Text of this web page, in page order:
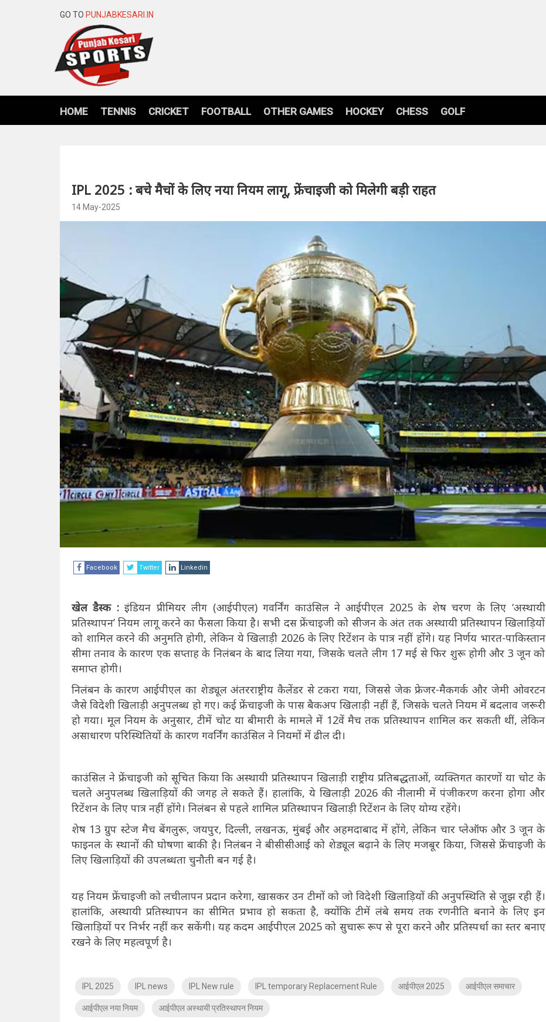
GO TO PUNJABKESARI.IN
HOME TENNIS CRICKET FOOTBALL OTHER GAMES HOCKEY CHESS GOLF
IPL 2025 : बचे मैचों के लिए नया नियम लागू, फ्रेंचाइजी को मिलेगी बड़ी राहत
14 May-2025
Facebook Twitter Linkedin
खेल डैस्क :इंडियन प्रीमियर लीग (आईपीएल) गवर्निंग काउंसिल ने आईपीएल 2025 के शेष चरण के लिए ‘अस्थायी
प्रतिस्थापन’ नियम लागू करने का फैसला किया है। सभी दस फ्रेंचाइजी को सीजन के अंत तक अस्थायी प्रतिस्थापन खिलाड़ियों
को शामिल करने की अनुमति होगी, लेकिन ये खिलाड़ी 2026 के लिए रिटेंशन के पात्र नहीं होंगे। यह निर्णय भारत-पाकिस्तान
सीमा तनाव के कारण एक सप्ताह के निलंबन के बाद लिया गया, जिसके चलते लीग 17 मई से फिर शुरू होगी और 3 जून को
समाप्त होगी।
निलंबन के कारण आईपीएल का शेड्यूल अंतरराष्ट्रीय कैलेंडर से टकरा गया, जिससे जेक फ्रेजर-मैकगर्क और जेमी ओवरटन
जैसे विदेशी खिलाड़ी अनुपलब्ध हो गए। कई फ्रेंचाइजी के पास बैकअप खिलाड़ी नहीं हैं, जिसके चलते नियम में बदलाव जरूरी
हो गया। मूल नियम के अनुसार, टीमें चोट या बीमारी के मामले में 12वें मैच तक प्रतिस्थापन शामिल कर सकती थीं, लेकिन
असाधारण परिस्थितियों के कारण गवर्निंग काउंसिल ने नियमों में ढील दी।
काउंसिल ने फ्रेंचाइजी को सूचित किया कि अस्थायी प्रतिस्थापन खिलाड़ी राष्ट्रीय प्रतिबद्धताओं, व्यक्तिगत कारणों या चोट के
चलते अनुपलब्ध खिलाड़ियों की जगह ले सकते हैं। हालांकि, ये खिलाड़ी 2026 की नीलामी में पंजीकरण करना होगा और
रिटेंशन के लिए पात्र नहीं होंगे। निलंबन से पहले शामिल प्रतिस्थापन खिलाड़ी रिटेंशन के लिए योग्य रहेंगे।
शेष 13 ग्रुप स्टेज मैच बेंगलुरू, जयपुर, दिल्ली, लखनऊ, मुंबई और अहमदाबाद में होंगे, लेकिन चार प्लेऑफ और 3 जून के
फाइनल के स्थानों की घोषणा बाकी है। निलंबन ने बीसीसीआई को शेड्यूल बढ़ाने के लिए मजबूर किया, जिससे फ्रेंचाइजी के
लिए खिलाड़ियों की उपलब्धता चुनौती बन गई है।
यह नियम फ्रेंचाइजी को लचीलापन प्रदान करेगा, खासकर उन टीमों को जो विदेशी खिलाड़ियों की अनुपस्थिति से जूझ रही हैं।
हालांकि, अस्थायी प्रतिस्थापन का सीमित प्रभाव हो सकता है, क्योंकि टीमें लंबे समय तक रणनीति बनाने के लिए इन
खिलाड़ियों पर निर्भर नहीं कर सकेंगी। यह कदम आईपीएल 2025 को सुचारू रूप से पूरा करने और प्रतिस्पर्धा का स्तर बनाए
रखने के लिए महत्वपूर्ण है।
IPL 2025 IPL news IPL New rule IPL temporary Replacement Rule आईपीएल 2025 आईपीएल समाचार
आईपीएल नया नियम आईपीएल अस्थायी प्रतिस्थापन नियम